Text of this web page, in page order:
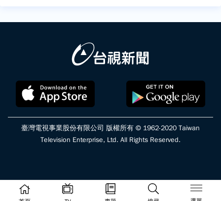
臺灣電視事業股份有限公司 版權所有 © 1962-2020 Taiwan
Television Enterprise, Ltd. All Rights Reserved.